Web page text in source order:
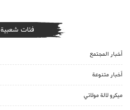
فئات شعبية
أخبار المجتمع
أخبار متنوعة
ميكرو لالة مولاتي